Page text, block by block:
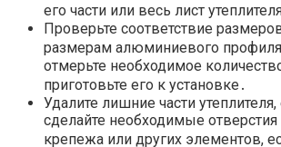
его части или весь лист
Проверьте соответствие
размерам алюминиевого
отмерьте необходимое
приготовьте его к установке․
Удалите лишние части
сделайте необходимые
крепежа или других элементов,